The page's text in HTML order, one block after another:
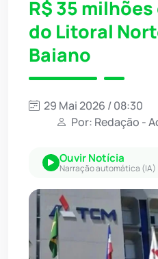
R$ 35
do Litoral
Baiano
29 Mai 2026 / 08:30
Por: Redação -
Ouvir Notícia
Narração automática (IA)